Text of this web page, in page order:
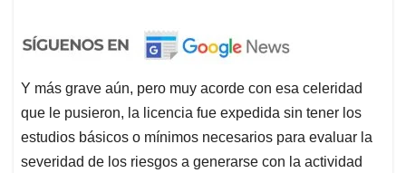
Y más grave aún, pero muy acorde con esa celeridad
que le pusieron, la licencia fue expedida sin tener los
estudios básicos o mínimos necesarios para evaluar la
severidad de los riesgos a generarse con la actividad